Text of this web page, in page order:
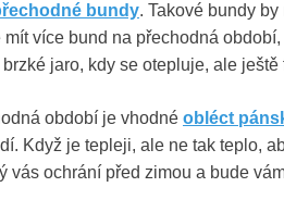
bundy. Takové bundy
mít více bund na přechodná
jaro, kdy se otepluje, ale ještě
období je vhodné obléct
Když je tepleji, ale ne tak teplo,
vás ochrání před zimou a bude